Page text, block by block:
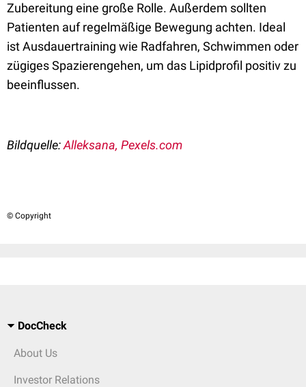
Zubereitung eine große Rolle. Außerdem sollten
Patienten auf regelmäßige Bewegung achten. Ideal
ist Ausdauertraining wie Radfahren, Schwimmen oder
zügiges Spazierengehen, um das Lipidprofil positiv zu
beeinflussen.
Bildquelle:Alleksana, Pexels.com
© Copyright
DocCheck
About Us
Investor Relations